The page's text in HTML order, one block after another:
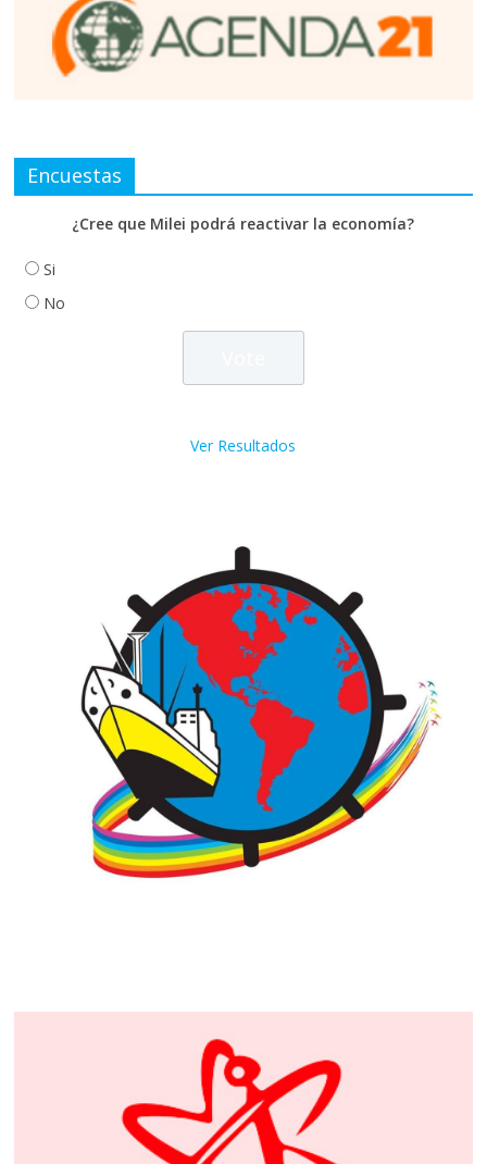
Encuestas
¿Cree que Milei podrá reactivar la economía?
Si
No
Ver Resultados